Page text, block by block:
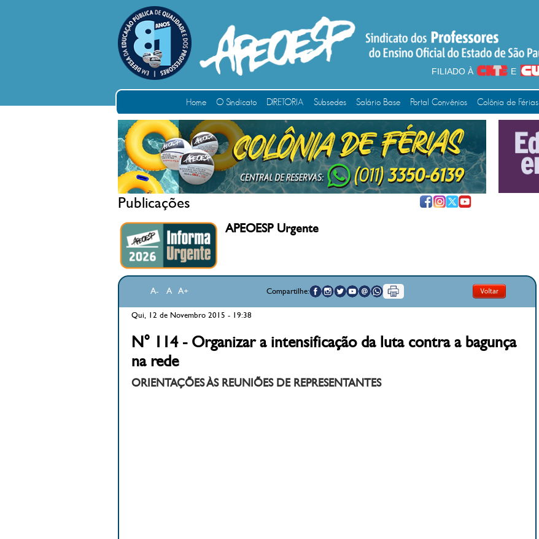
FILIADO À E
Home O Sindicato DIRETORIA Subsedes Salário Base Portal Convênios Colônia de Férias
Publicações
APEOESP Urgente
A- A A+ Compartilhe:
Qui, 12 de Novembro 2015 - 19:38
N° 114 - Organizar a intensificação da luta contra a bagunça
na rede
ORIENTAÇÕES ÀS REUNIÕES DE REPRESENTANTES